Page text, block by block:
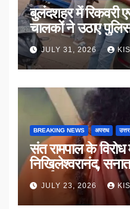
बुलंदशहर में रिकवरी एजेंटों की
चालकों ने उठाए
JULY 31, 2026
BREAKING NEWS अपराध
संत रामपाल के
निखिलेश्वरानंद,
उठाई मांग
JULY 23, 2026